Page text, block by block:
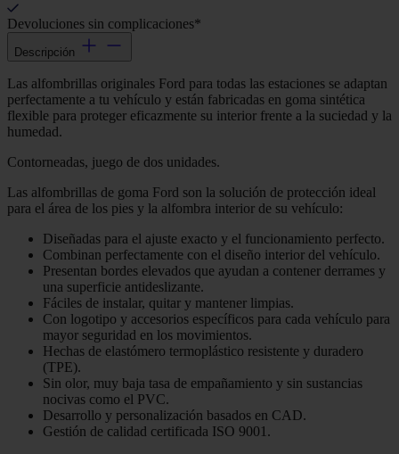
Devoluciones sin complicaciones*
Descripción
Las alfombrillas originales Ford para todas las estaciones se adaptan
perfectamente a tu vehículo y están fabricadas en goma sintética
flexible para proteger eficazmente su interior frente a la suciedad y la
humedad.
Contorneadas, juego de dos unidades.
Las alfombrillas de goma Ford son la solución de protección ideal
para el área de los pies y la alfombra interior de su vehículo:
Diseñadas para el ajuste exacto y el funcionamiento perfecto.
Combinan perfectamente con el diseño interior del vehículo.
Presentan bordes elevados que ayudan a contener derrames y
una superficie antideslizante.
Fáciles de instalar, quitar y mantener limpias.
Con logotipo y accesorios específicos para cada vehículo para
mayor seguridad en los movimientos.
Hechas de elastómero termoplástico resistente y duradero
(TPE).
Sin olor, muy baja tasa de empañamiento y sin sustancias
nocivas como el PVC.
Desarrollo y personalización basados en CAD.
Gestión de calidad certificada ISO 9001.